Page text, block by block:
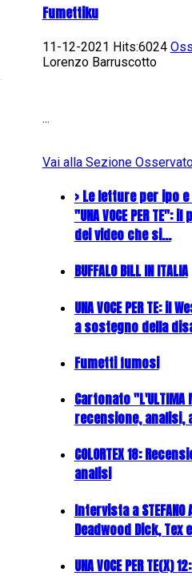
Fumettiku
11-12-2021 Hits:6024
Lorenzo Barruscotto
...
Vai alla Sezione
> Le letture per ipo
"UNA VOCE PER
dei video che si…
BUFFALO BILL IN ITALIA
UNA VOCE PER TE:
a sostegno della
Fumetti fumosi
Cartonato "L'ULTIMA
recensione, analisi,
COLORTEX 18:
analisi
Intervista a STEFANO
Deadwood Dick,
UNA VOCE PER TE(X)